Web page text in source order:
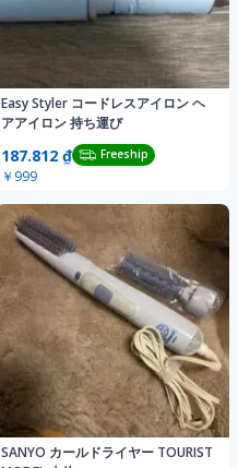
Easy Styler コードレスアイロン ヘ
アアイロン 持ち運び
187.812 ₫ Freeship
￥999
SANYO カールドライヤー TOURIST